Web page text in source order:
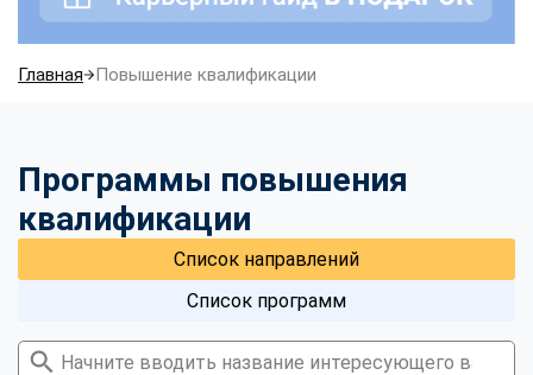
Главная Повышение квалификации
Программы повышения
квалификации
Список направлений
Список программ